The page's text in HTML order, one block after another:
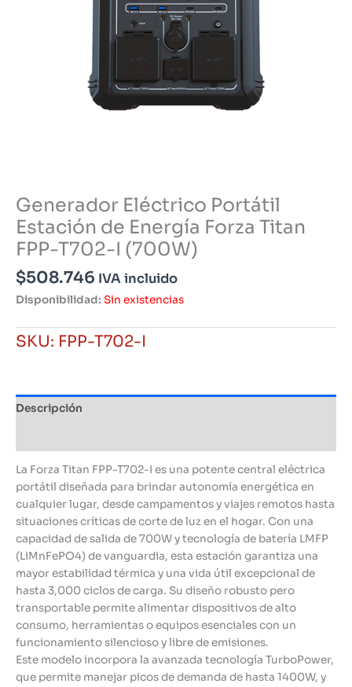
Generador Eléctrico Portátil
Estación de Energía Forza Titan
FPP-T702-I (700W)
$508.746 IVA incluido
Disponibilidad: Sin existencias
SKU: FPP-T702-I
Descripción
La Forza Titan FPP-T702-I es una potente central eléctrica
portátil diseñada para brindar autonomía energética en
cualquier lugar, desde campamentos y viajes remotos hasta
situaciones críticas de corte de luz en el hogar. Con una
capacidad de salida de 700W y tecnología de batería LMFP
(LiMnFePO4) de vanguardia, esta estación garantiza una
mayor estabilidad térmica y una vida útil excepcional de
hasta 3,000 ciclos de carga. Su diseño robusto pero
transportable permite alimentar dispositivos de alto
consumo, herramientas o equipos esenciales con un
funcionamiento silencioso y libre de emisiones.
Este modelo incorpora la avanzada tecnología TurboPower,
que permite manejar picos de demanda de hasta 1400W, y